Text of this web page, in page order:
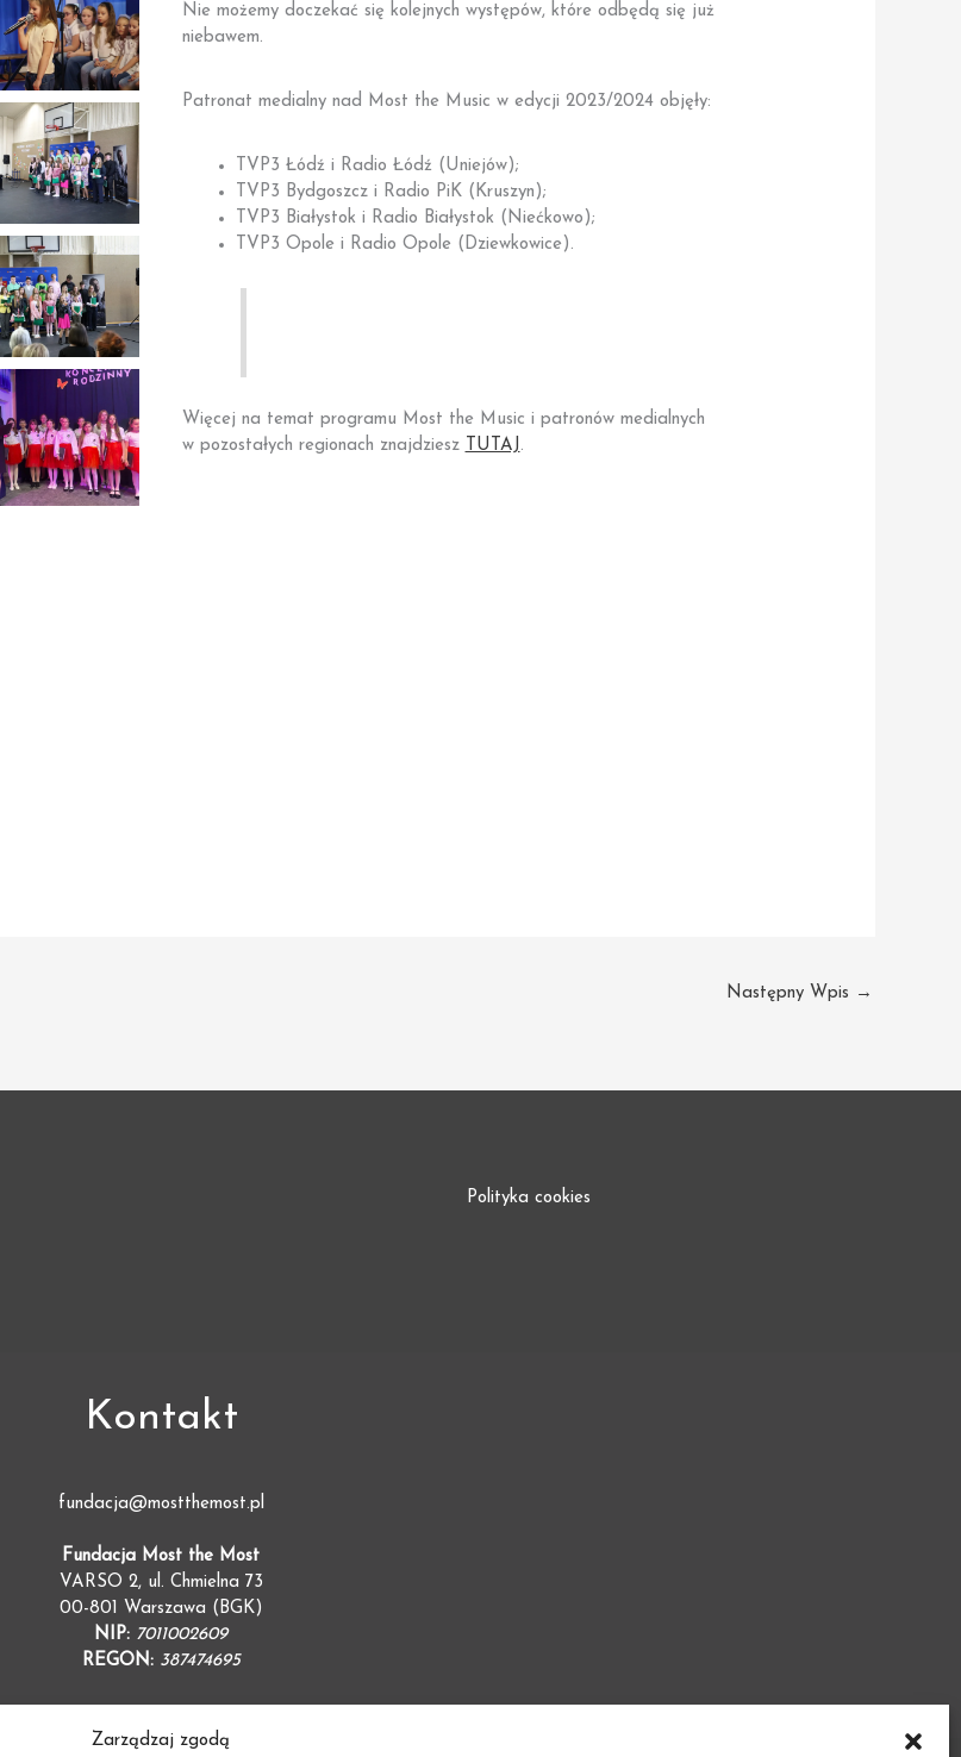
Zarządzaj zgodą
Nie możemy doczekać się kolejnych występów, które odbędą się już
niebawem.
Patronat medialny nad Most the Music w edycji 2023/2024 objęły:
TVP3 Łódź i Radio Łódź (Uniejów);
TVP3 Bydgoszcz i Radio PiK (Kruszyn);
TVP3 Białystok i Radio Białystok (Niećkowo);
TVP3 Opole i Radio Opole (Dziewkowice).
Więcej na temat programu Most the Music i patronów medialnych
w pozostałych regionach znajdziesz
TUTAJ .
Następny Wpis →
Polityka cookies
Kontakt
fundacja@mostthemost.pl
Fundacja Most the Most
VARSO 2, ul. Chmielna 73
00-801 Warszawa (BGK)
NIP: 7011002609
REGON:387474695